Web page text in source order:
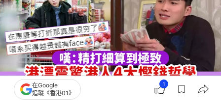
撰文：奶茶妹
在Google
追蹤《香港01》
1